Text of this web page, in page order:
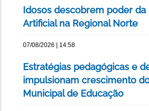
Idosos descobrem poder
Artificial na Regional Norte
07/08/2026 | 14:58
Estratégias pedagógicas e
impulsionam crescimento
Municipal de Educação